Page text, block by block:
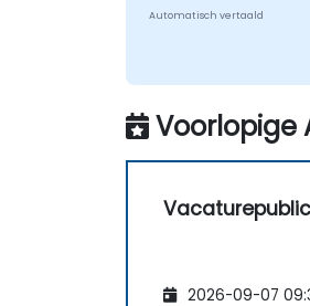
Automatisch vertaald
Voorlopige
2026-09-07